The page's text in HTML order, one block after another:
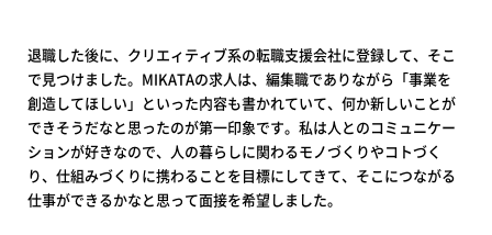
退職した後に、クリエィティブ系の転職支援会社に登録して、そこ
で見つけました。MIKATAの求人は、編集職でありながら「事業を
創造してほしい」といった内容も書かれていて、何か新しいことが
できそうだなと思ったのが第一印象です。私は人とのコミュニケー
ションが好きなので、人の暮らしに関わるモノづくりやコトづく
り、仕組みづくりに携わることを目標にしてきて、そこにつながる
仕事ができるかなと思って面接を希望しました。